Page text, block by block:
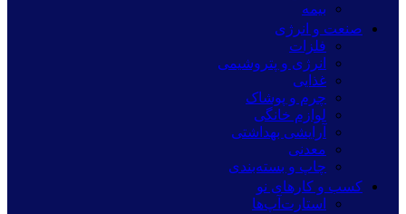
بیمه
صنعت و انرژی
فلزات
انرژی و پتروشیمی
غذایی
چرم و پوشاک
لوازم خانگی
آرایشی بهداشتی
معدنی
چاپ و بسته‌بندی
کسب و کارهای نو
استارت‌آپ‌ها